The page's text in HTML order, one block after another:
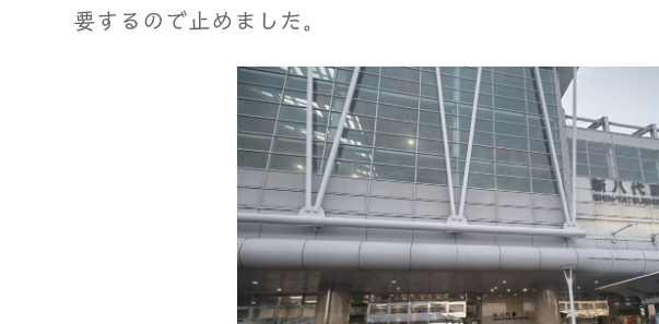
要するので止めました。